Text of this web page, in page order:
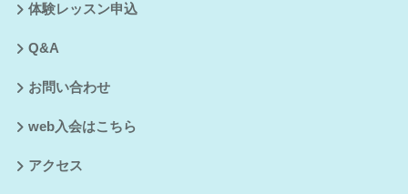
体験レッスン申込
Q&A
お問い合わせ
web入会はこちら
アクセス